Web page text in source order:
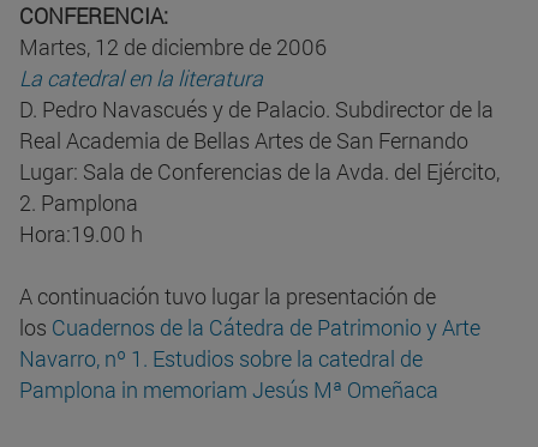
CONFERENCIA:
Martes, 12 de diciembre de 2006
La catedral en la literatura
D. Pedro Navascués y de Palacio. Subdirector de la
Real Academia de Bellas Artes de San Fernando
Lugar: Sala de Conferencias de la Avda. del Ejército,
2. Pamplona
Hora:19.00 h
A continuación tuvo lugar la presentación de
los Cuadernos de la Cátedra de Patrimonio y Arte
Navarro, nº 1. Estudios sobre la catedral de
Pamplona in memoriam Jesús Mª Omeñaca